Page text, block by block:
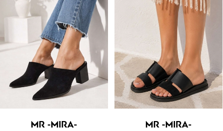
MR -MIRA- MR -MIRA-